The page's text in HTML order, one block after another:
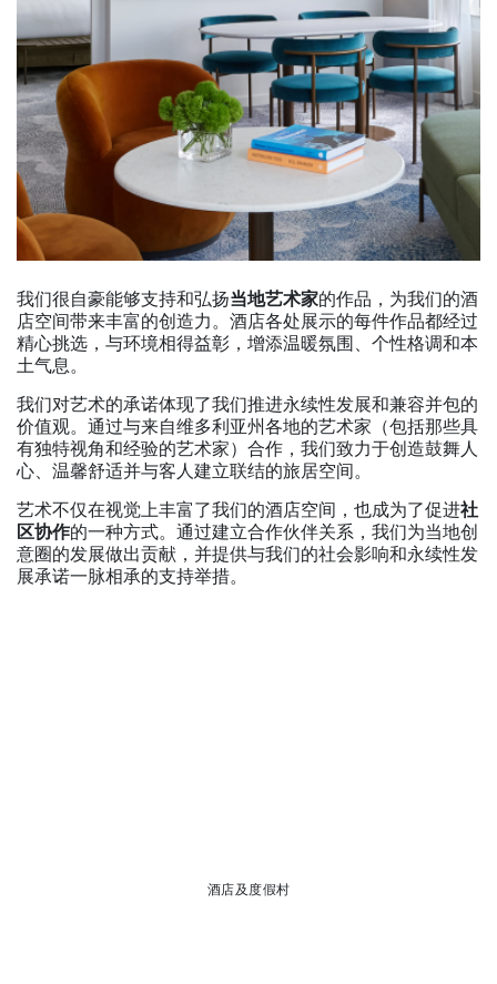
我们很自豪能够支持和弘扬当地艺术家的作品，为我们的酒
店空间带来丰富的创造力。酒店各处展示的每件作品都经过
精心挑选，与环境相得益彰，增添温暖氛围、个性格调和本
土气息。
我们对艺术的承诺体现了我们推进永续性发展和兼容并包的
价值观。通过与来自维多利亚州各地的艺术家（包括那些具
有独特视角和经验的艺术家）合作，我们致力于创造鼓舞人
心、温馨舒适并与客人建立联结的旅居空间。
艺术不仅在视觉上丰富了我们的酒店空间，也成为了促进社
区协作的一种方式。通过建立合作伙伴关系，我们为当地创
意圈的发展做出贡献，并提供与我们的社会影响和永续性发
展承诺一脉相承的支持举措。
酒店及度假村